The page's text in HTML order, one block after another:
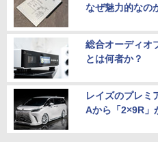
なぜ魅力的なの
総合オーディオ
とは何者か？
レイズのプレミ
Aから「2×9R」